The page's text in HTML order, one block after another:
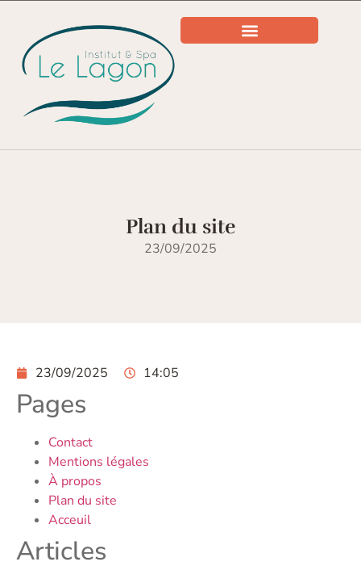
Plan du site
23/09/2025
23/09/2025 14:05
Pages
Contact
Mentions légales
À propos
Plan du site
Acceuil
Articles